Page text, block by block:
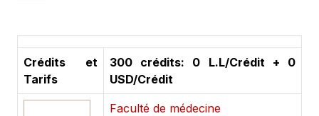
Crédits et
Tarifs
300 crédits: 0 L.L/Crédit + 0
USD/Crédit
Faculté de médecine